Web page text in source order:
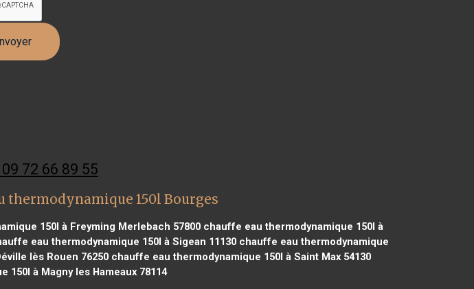
72 66 89 55
150l Bourges
150l à Freyming Merlebach 57800chauffe eau thermodynamique 150l à
eau thermodynamique 150l à Sigean 11130 chauffe eau thermodynamique
lès Rouen 76250chauffe eau thermodynamique 150l à Saint Max 54130
150l à Magny les Hameaux 78114